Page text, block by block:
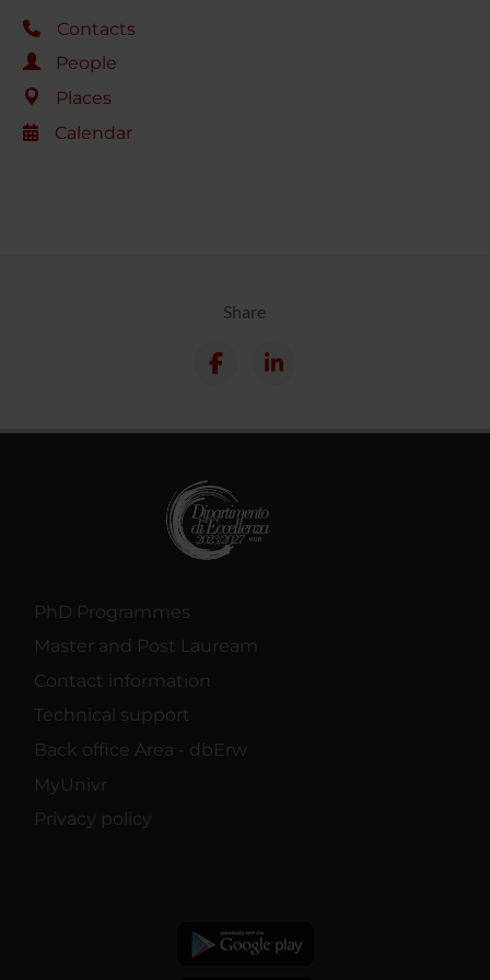
Contacts
People
Places
Calendar
Share
PhD Programmes
Master and Post Lauream
Contact information
Technical support
Back office Area - dbErw
MyUnivr
Privacy policy